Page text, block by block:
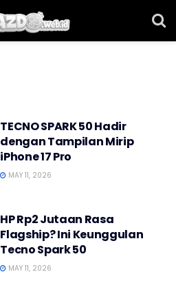
TECNO SPARK 50 Hadir
dengan Tampilan Mirip
iPhone 17 Pro
MAY 11, 2026
HP Rp2 Jutaan Rasa
Flagship? Ini Keunggulan
Tecno Spark 50
MAY 11, 2026